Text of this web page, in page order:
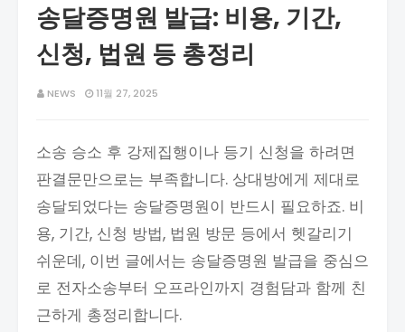
송달증명원 발급: 비용, 기간,
신청, 법원 등 총정리
NEWS 11월 27, 2025
소송 승소 후 강제집행이나 등기 신청을 하려면
판결문만으로는 부족합니다. 상대방에게 제대로
송달되었다는 송달증명원이 반드시 필요하죠. 비
용, 기간, 신청 방법, 법원 방문 등에서 헷갈리기
쉬운데, 이번 글에서는 송달증명원 발급을 중심으
로 전자소송부터 오프라인까지 경험담과 함께 친
근하게 총정리합니다.